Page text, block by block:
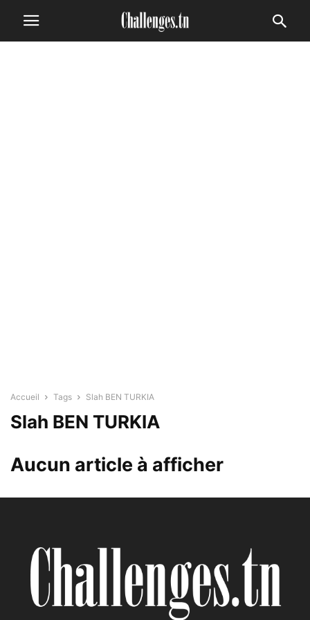
Accueil Tags Slah BEN TURKIA
Slah BEN TURKIA
Aucun article à afficher